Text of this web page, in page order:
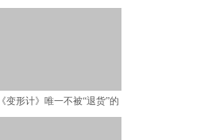
《变形计》唯一不被“退货”的